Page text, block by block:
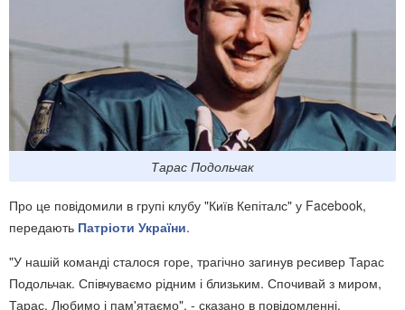
Тарас Подольчак
Про це повідомили в групі клубу "Київ Кепіталс" у Facebook,
передають Патріоти України.
"У нашій команді сталося горе, трагічно загинув ресивер Тарас
Подольчак. Співчуваємо рідним і близьким. Спочивай з миром,
Тарас. Любимо і пам'ятаємо", - сказано в повідомленні.